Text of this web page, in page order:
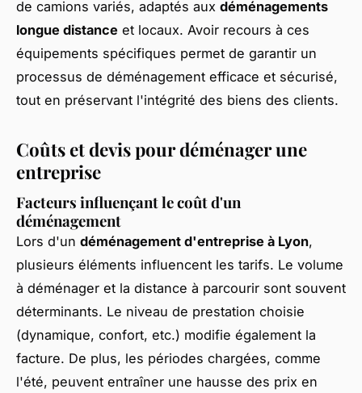
de camions variés, adaptés aux déménagements
longue distance et locaux. Avoir recours à ces
équipements spécifiques permet de garantir un
processus de déménagement efficace et sécurisé,
tout en préservant l'intégrité des biens des clients.
Coûts et devis pour déménager une
entreprise
Facteurs influençant le coût d'un
déménagement
Lors d'un déménagement d'entreprise à Lyon,
plusieurs éléments influencent les tarifs. Le volume
à déménager et la distance à parcourir sont souvent
déterminants. Le niveau de prestation choisie
(dynamique, confort, etc.) modifie également la
facture. De plus, les périodes chargées, comme
l'été, peuvent entraîner une hausse des prix en